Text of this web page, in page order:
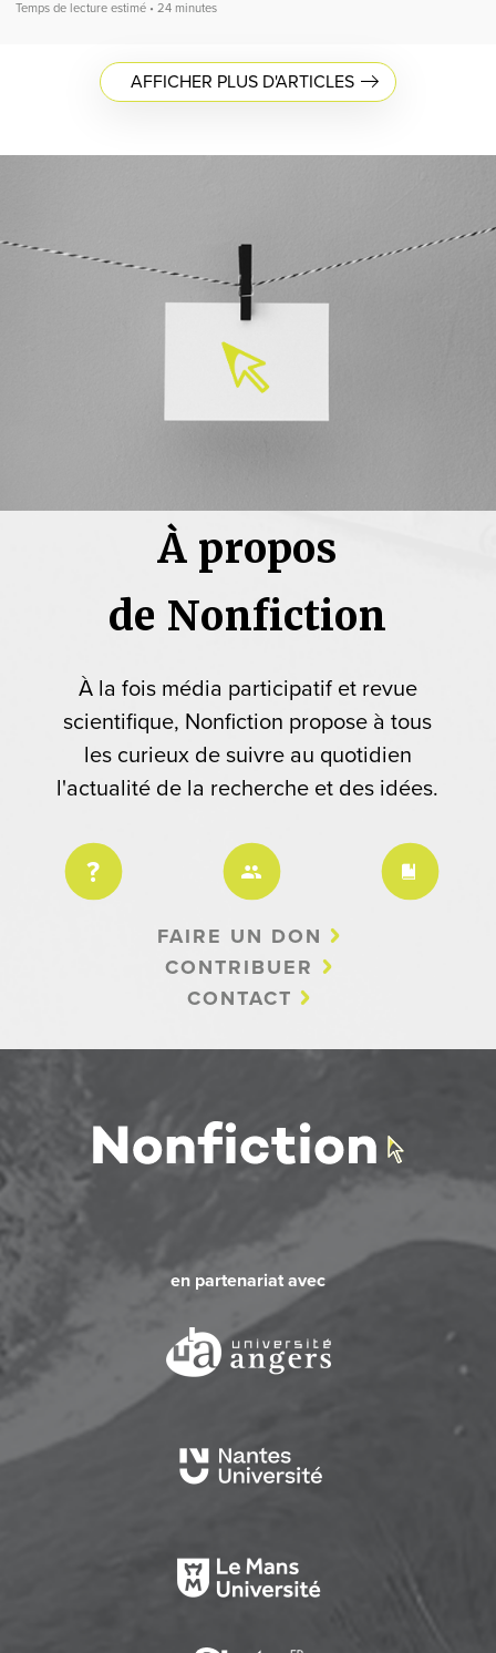
Temps de lecture estimé • 24 minutes
AFFICHER PLUS D'ARTICLES
À propos
de Nonfiction
À la fois média participatif et revue
scientifique, Nonfiction propose à tous
les curieux de suivre au quotidien
l'actualité de la recherche et des idées.
FAIRE UN DON
CONTRIBUER
CONTACT
en partenariat avec